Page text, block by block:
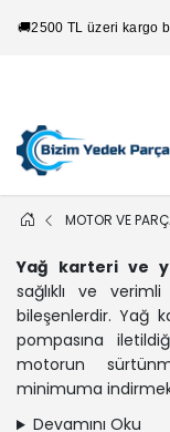
🚚2500 TL üzeri kargo
MOTOR VE
Yağ karteri ve
sağlıklı ve
bileşenlerdir. Yağ
pompasına
motorun
minimuma
Devamını Oku